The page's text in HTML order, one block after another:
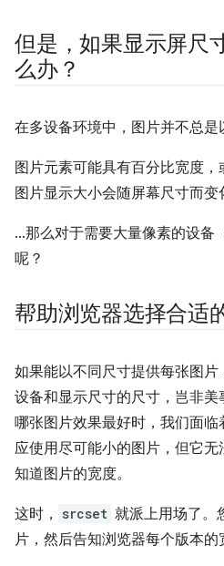
但是，如果显示屏尺
么办？
在多设备环境中，图片并不总是
图片元素可能具有百分比宽度
图片显示大小会随屏幕尺寸而变
…那么对于需要大量像素的设备
呢？
帮助浏览器选择合适
如果能以不同尺寸提供每张图
设备和显示尺寸的尺寸，岂非
哪张图片效果最好时，我们面临
应使用尽可能小的图片，但它
知道图片的宽度。
这时， srcset 就派上用场了。
片，然后告知浏览器每个版本的